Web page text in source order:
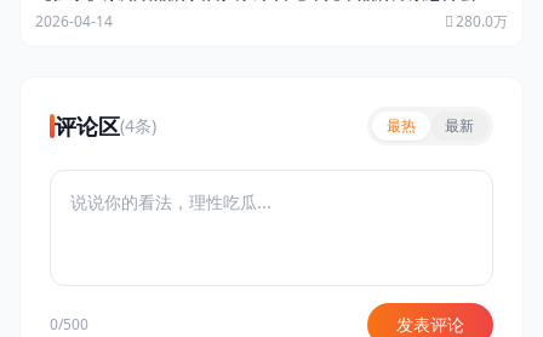
2026-04-14 280.0万
评论区(4条) 最热 最新
0/500 发表评论